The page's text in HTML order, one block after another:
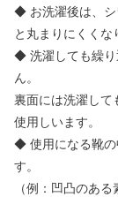
◆ お洗濯後は、シ
と丸まりにくくな
◆ 洗濯しても繰り
ん。
裏面には洗濯して
使用しいます。
◆ 使用になる靴の
す。
（例：凹凸のあ